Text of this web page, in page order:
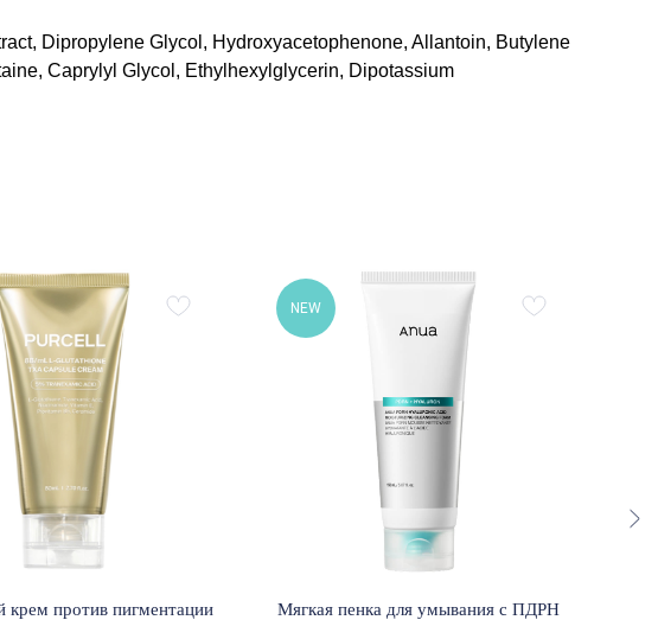
Dipropylene Glycol, Hydroxyacetophenone, Allantoin, Butylene
Caprylyl Glycol, Ethylhexylglycerin, Dipotassium
крем против пигментации
NEW
Мягкая пенка для умывания с ПДРН